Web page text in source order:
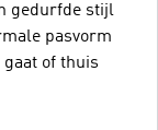
gedurfde stijl
pasvorm
gaat of thuis